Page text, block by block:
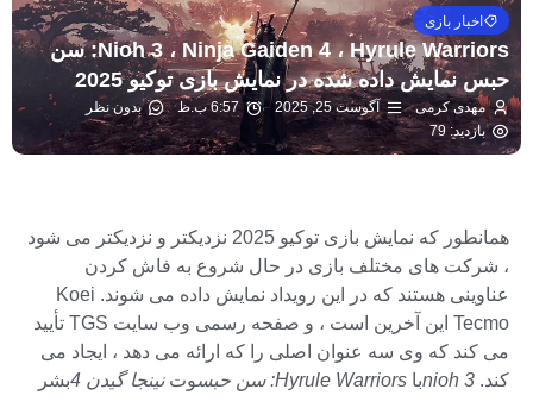
اخبار بازی
Nioh 3 ، Ninja Gaiden 4 ، Hyrule Warriors: سن
حبس نمایش داده شده در نمایش بازی توکیو 2025
مهدی کرمی آگوست 25, 2025 6:57 ب.ظ
بدون نظر
بازدید: 79
همانطور که نمایش بازی توکیو 2025 نزدیکتر و نزدیکتر می شود
، شرکت های مختلف بازی در حال شروع به فاش کردن
عناوینی هستند که در این رویداد نمایش داده می شوند. Koei
Tecmo این آخرین است ، و صفحه رسمی وب سایت TGS تأیید
می کند که وی سه عنوان اصلی را که ارائه می دهد ، ایجاد می
کند. nioh 3با Hyrule Warriors: سن حبس وتنینجا گیدن 4 بشر